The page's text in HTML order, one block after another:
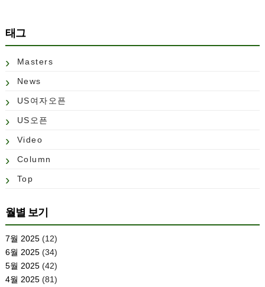
태그
Masters
News
US여자오픈
US오픈
Video
Column
Top
월별 보기
7월 2025(12)
6월 2025(34)
5월 2025(42)
4월 2025(81)